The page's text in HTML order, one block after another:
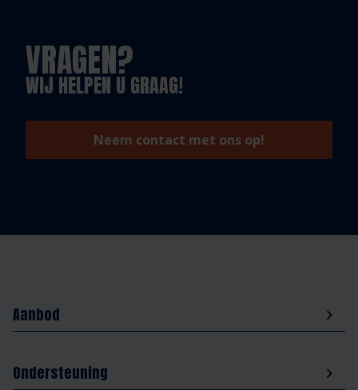
VRAGEN?
WIJ HELPEN U GRAAG!
Neem contact met ons op!
Aanbod
Ondersteuning